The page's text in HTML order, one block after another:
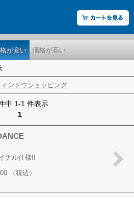
が安い 価格が高い
ィンドウショッピング
中 1-1 件表示
1
ナル仕様!!
（税込）